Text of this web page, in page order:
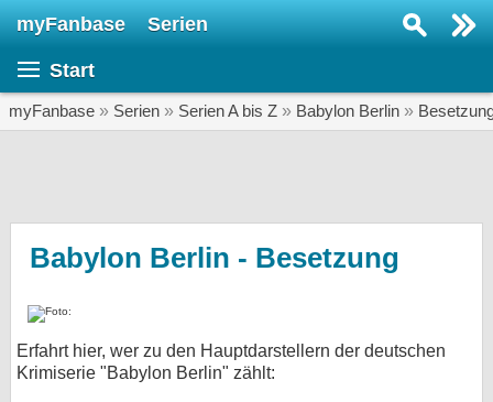
myFanbase Serien
Start
myFanbase » Serien » Serien A bis Z » Babylon Berlin »
Babylon Berlin - Besetzung
Erfahrt hier, wer zu den Hauptdarstellern der deutschen
Krimiserie "Babylon Berlin" zählt:
SERIEN
Specials